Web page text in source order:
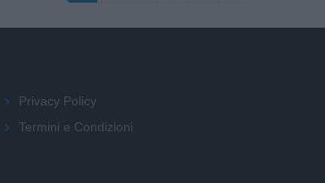
Privacy Policy
Termini e Condizioni